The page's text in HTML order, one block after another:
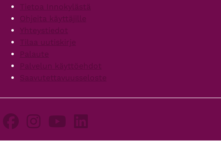
FooterTietoa Innokylästä
Ohjeita käyttäjille
Yhteystiedot
Tilaa uutiskirje
Palaute
Palvelun käyttöehdot
Saavutettavuusseloste